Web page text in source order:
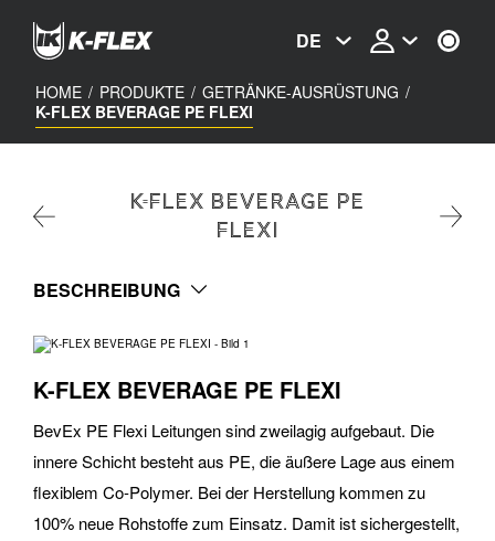
content
DE
HOME / PRODUKTE / GETRÄNKE-AUSRÜSTUNG /
K-FLEX BEVERAGE PE FLEXI
K-FLEX BEVERAGE PE
FLEXI
BESCHREIBUNG
K-FLEX BEVERAGE PE FLEXI
BevEx PE Flexi Leitungen sind zweilagig aufgebaut. Die
innere Schicht besteht aus PE, die äußere Lage aus einem
flexiblem Co-Polymer. Bei der Herstellung kommen zu
100% neue Rohstoffe zum Einsatz. Damit ist sichergestellt,